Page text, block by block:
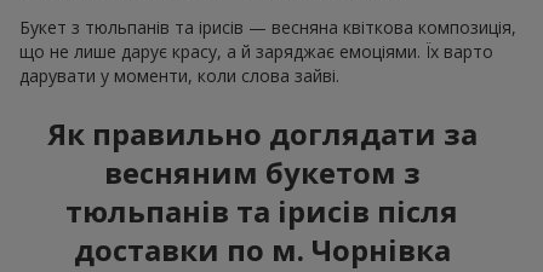
Букет з тюльпанів та ірисів — весняна квіткова композиція,
що не лише дарує красу, а й заряджає емоціями. Їх варто
дарувати у моменти, коли слова зайві.
Як правильно доглядати за
весняним букетом з
тюльпанів та ірисів після
доставки по м. Чорнівка